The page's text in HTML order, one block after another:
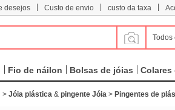
desejos Custo de envio custo da taxa
Todos
Fio de náilon Bolsas de jóias Colares
> Jóia plástica& pingente Jóia> Pingentes de